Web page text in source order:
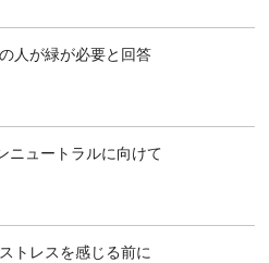
人が緑が必要と回答
ニュートラルに向けて
トレスを感じる前に